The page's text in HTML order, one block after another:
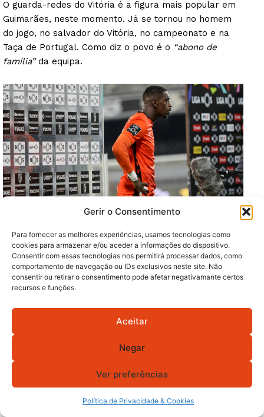
Gerir o Consentimento
Para fornecer as melhores experiências, usamos tecnologias como
cookies para armazenar e/ou aceder a informações do dispositivo.
Consentir com essas tecnologias nos permitirá processar dados, como
comportamento de navegação ou IDs exclusivos neste site. Não
consentir ou retirar o consentimento pode afetar negativamante certos
recursos e funções.
Aceitar
Negar
Ver preferências
Política de Privacidade & Cookies
O guarda-redes do Vitória é a figura mais popular em
Guimarães, neste momento. Já se tornou no homem
do jogo, no salvador do Vitória, no campeonato e na
Taça de Portugal. Como diz o povo é o “abono de
família”da equipa.
Guimarães não teme idolatrar um jovem de cor negra
porque não é racista, nem há por aí movimentos que o
sejam. Por isso, Bruno Varela bem podia ser convidado
para um almoço ou um jantar, em qualquer casa de
família de vitorianos e vimaranenses. E certamente
teria aceite o convite porque se tornou na estrela da
companhia.